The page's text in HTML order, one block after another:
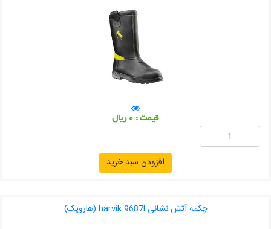
قیمت : 0 ریال
افزودن سبد خرید
چکمه آتش نشانی harvik 9687l (هارویک)